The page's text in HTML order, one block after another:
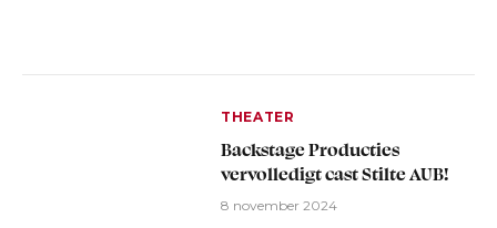
THEATER
Backstage Producties
vervolledigt cast Stilte AUB!
8 november 2024